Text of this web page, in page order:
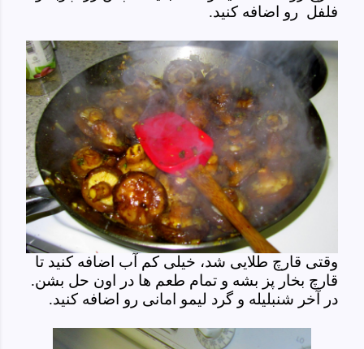
فلفل رو اضافه کنید.
وقتی قارچ طلایی شد، خیلی کم آب اضافه کنید تا
قارچ بخار پز بشه و تمام طعم ها در اون حل بشن.
در آخر شنبلیله و گرد لیمو امانی رو اضافه کنید.